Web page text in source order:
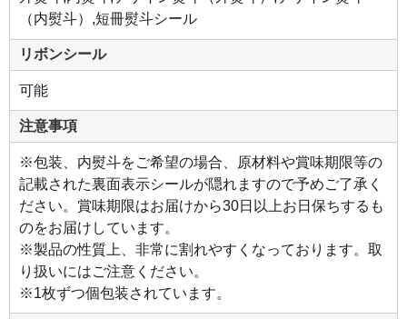
（内熨斗）,短冊熨斗シール
リボンシール
可能
注意事項
※包装、内熨斗をご希望の場合、原材料や賞味期限等の
記載された裏面表示シールが隠れますので予めご了承く
ださい。賞味期限はお届けから30日以上お日保ちするも
のをお届けしています。
※製品の性質上、非常に割れやすくなっております。取
り扱いにはご注意ください。
※1枚ずつ個包装されています。